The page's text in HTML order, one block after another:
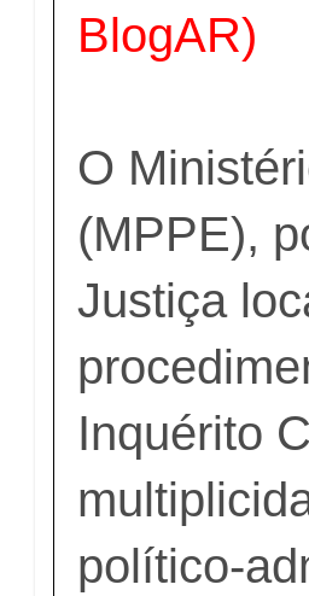
BlogAR)
O
(MPPE),
Justiça
Inquérito
político-